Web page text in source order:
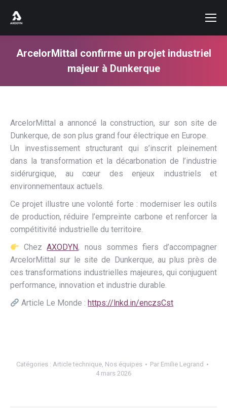
ArcelorMittal confirme un projet industriel
majeur à Dunkerque
ArcelorMittal a annoncé la construction, sur son site de
Dunkerque, de son plus grand four électrique en Europe.
Un investissement structurant qui s’inscrit pleinement
dans la transformation et la décarbonation de l’industrie
sidérurgique, au cœur des enjeux industriels et
environnementaux actuels.
Ce projet illustre une volonté forte : moderniser les outils
de production, réduire l’empreinte carbone et renforcer la
compétitivité industrielle du territoire.
ChezAXODYN, nous sommes fiers d’accompagner
ArcelorMittal sur le site de Dunkerque, au plus près de
ces transformations industrielles majeures, qui conjuguent
performance, innovation et industrie durable.
Article Le Monde :https://lnkd.in/enczsCst
Catégories : Article technique, Nos équipes Par Emilie Legrand
4 mars 2026